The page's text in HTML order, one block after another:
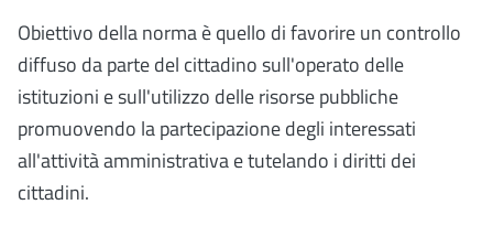
Obiettivo della norma è quello di favorire un controllo
diffuso da parte del cittadino sull'operato delle
istituzioni e sull'utilizzo delle risorse pubbliche
promuovendo la partecipazione degli interessati
all'attività amministrativa e tutelando i diritti dei
cittadini.